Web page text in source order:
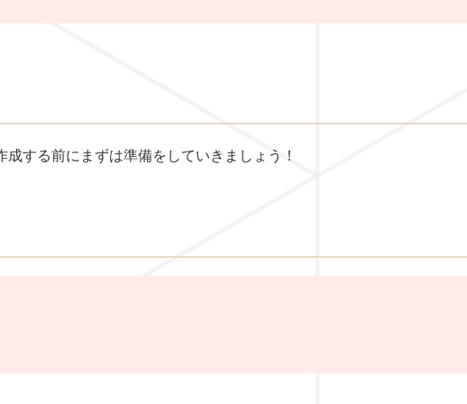
する前にまずは準備をしていきましょう！